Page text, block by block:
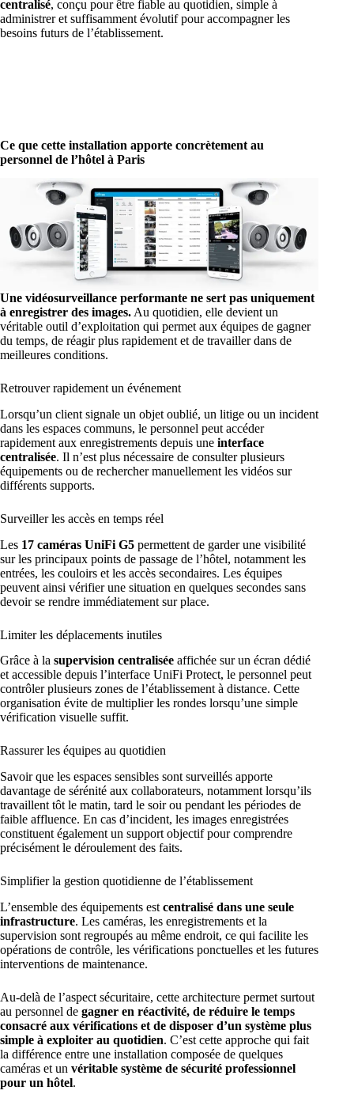
centralisé, conçu pour être fiable au quotidien, simple à
administrer et suffisamment évolutif pour accompagner les
besoins futurs de l’établissement.
Ce que cette installation apporte concrètement au
personnel de l’hôtel à Paris
Une vidéosurveillance performante ne sert pas uniquement
à enregistrer des images. Au quotidien, elle devient un
véritable outil d’exploitation qui permet aux équipes de gagner
du temps, de réagir plus rapidement et de travailler dans de
meilleures conditions.
Retrouver rapidement un événement
Lorsqu’un client signale un objet oublié, un litige ou un incident
dans les espaces communs, le personnel peut accéder
rapidement aux enregistrements depuis une interface
centralisée. Il n’est plus nécessaire de consulter plusieurs
équipements ou de rechercher manuellement les vidéos sur
différents supports.
Surveiller les accès en temps réel
Les 17 caméras UniFi G5 permettent de garder une visibilité
sur les principaux points de passage de l’hôtel, notamment les
entrées, les couloirs et les accès secondaires. Les équipes
peuvent ainsi vérifier une situation en quelques secondes sans
devoir se rendre immédiatement sur place.
Limiter les déplacements inutiles
Grâce à la supervision centralisée affichée sur un écran dédié
et accessible depuis l’interface UniFi Protect, le personnel peut
contrôler plusieurs zones de l’établissement à distance. Cette
organisation évite de multiplier les rondes lorsqu’une simple
vérification visuelle suffit.
Rassurer les équipes au quotidien
Savoir que les espaces sensibles sont surveillés apporte
davantage de sérénité aux collaborateurs, notamment lorsqu’ils
travaillent tôt le matin, tard le soir ou pendant les périodes de
faible affluence. En cas d’incident, les images enregistrées
constituent également un support objectif pour comprendre
précisément le déroulement des faits.
Simplifier la gestion quotidienne de l’établissement
L’ensemble des équipements est centralisé dans une seule
infrastructure. Les caméras, les enregistrements et la
supervision sont regroupés au même endroit, ce qui facilite les
opérations de contrôle, les vérifications ponctuelles et les futures
interventions de maintenance.
Au-delà de l’aspect sécuritaire, cette architecture permet surtout
au personnel de gagner en réactivité, de réduire le temps
consacré aux vérifications et de disposer d’un système plus
simple à exploiter au quotidien. C’est cette approche qui fait
la différence entre une installation composée de quelques
caméras et un véritable système de sécurité professionnel
pour un hôtel.